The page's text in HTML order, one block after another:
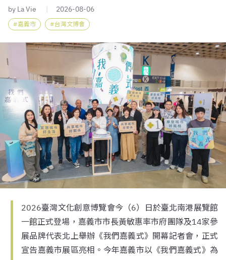
by La Vie 2026-08-06
嘉義市 台灣文博會
2026臺灣文化創意博覽會今（6）日於臺北南港展覽館
一館正式登場，嘉義市市長黃敏惠率市府團隊及14家參
展品牌代表北上舉辦《我們嘉義式》開幕記者會，正式
宣告嘉義市展區亮相。今年嘉義市以《我們嘉義式》為